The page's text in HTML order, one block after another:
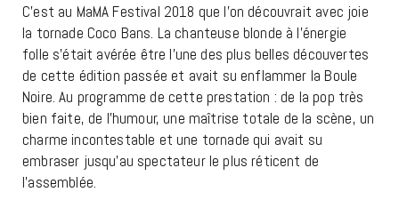
C’est au MaMA Festival 2018 que l’on découvrait avec joie
la tornade Coco Bans. La chanteuse blonde à l’énergie
folle s’était avérée être l’une des plus belles découvertes
de cette édition passée et avait su enflammer la Boule
Noire. Au programme de cette prestation : de la pop très
bien faite, de l’humour, une maîtrise totale de la scène, un
charme incontestable et une tornade qui avait su
embraser jusqu’au spectateur le plus réticent de
l’assemblée.